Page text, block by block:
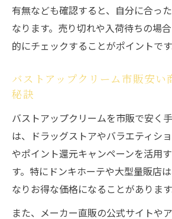
有無なども確認すると、自分に合っ
なります。売り切れや入荷待ちの場
的にチェックすることがポイントです
バストアップクリーム市販安い
秘訣
バストアップクリームを市販で安く
は、ドラッグストアやバラエティシ
やポイント還元キャンペーンを活用
す。特にドンキホーテや大型量販店
なりお得な価格になることがあります
また、メーカー直販の公式サイトや